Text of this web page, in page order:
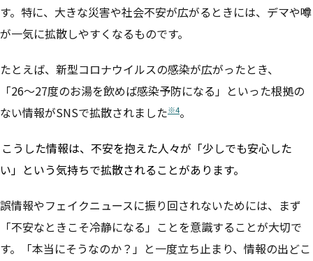
す。特に、大きな災害や社会不安が広がるときには、デマや噂
が一気に拡散しやすくなるものです。
たとえば、新型コロナウイルスの感染が広がったとき、
「26〜27度のお湯を飲めば感染予防になる」といった根拠の
ない情報がSNSで拡散されました※4。
こうした情報は、不安を抱えた人々が「少しでも安心した
い」という気持ちで拡散されることがあります。
誤情報やフェイクニュースに振り回されないためには、まず
「不安なときこそ冷静になる」ことを意識することが大切で
す。「本当にそうなのか？」と一度立ち止まり、情報の出どこ